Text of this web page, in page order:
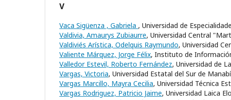
V
Vaca Sigüenza , Gabriela , Universidad de
Valdivia, Amaurys Zubiaurre, Universidad Central
Valdiviés Arística, Odelquis Raymundo, Universidad
Valiente Márquez, Jorge Félix, Instituto de
Valledor Estevil, Roberto Fernández, Universidad de
Vargas, Victoria, Universidad Estatal del Sur de Manabí
Vargas Marcillo, Mayra Cecilia, Universidad Técnica
Vargas Rodriguez, Patricio Jaime, Universidad Laica